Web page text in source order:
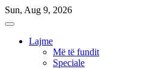
Skip
to
Sun, Aug 9, 2026
Lajme
Më të fundit
Speciale